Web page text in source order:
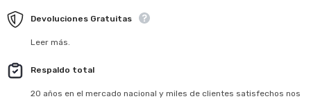
Devoluciones Gratuitas
Leer más.
Respaldo total
20 años en el mercado nacional y miles de clientes satisfechos nos